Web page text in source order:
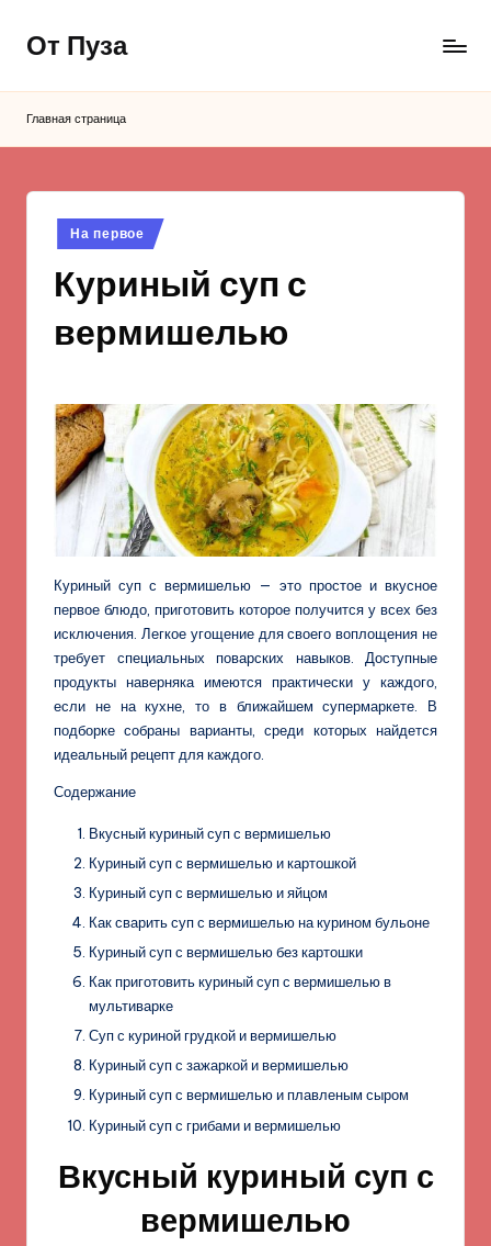
Перейти
содержимому
От Пуза
вкусные
Главная страница
Опубликовано
в
На первое
Куриный суп с
вермишелью
Куриный суп с вермишелью — это простое и вкусное
первое блюдо, приготовить которое получится у всех без
исключения. Легкое угощение для своего воплощения не
требует специальных поварских навыков. Доступные
продукты наверняка имеются практически у каждого,
если не на кухне, то в ближайшем супермаркете. В
подборке собраны варианты, среди которых найдется
идеальный рецепт для каждого.
Содержание
Вкусный куриный суп с вермишелью
Куриный суп с вермишелью и картошкой
Куриный суп с вермишелью и яйцом
Как сварить суп с вермишелью на курином бульоне
Куриный суп с вермишелью без картошки
Как приготовить куриный суп с вермишелью в
мультиварке
Суп с куриной грудкой и вермишелью
Куриный суп с зажаркой и вермишелью
Куриный суп с вермишелью и плавленым сыром
Куриный суп с грибами и вермишелью
Вкусный куриный суп с
вермишелью